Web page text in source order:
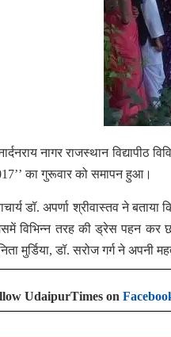
नागर राजस्थान
का गुरूवार को समापन हुआ।
डॉ. अपर्णा श्रीवास्तव ने
विभिन्न तरह की ड्रेस पहन कर
मुर्डिया, डॉ. सरोज गर्ग ने अपनी
UdaipurTimes on